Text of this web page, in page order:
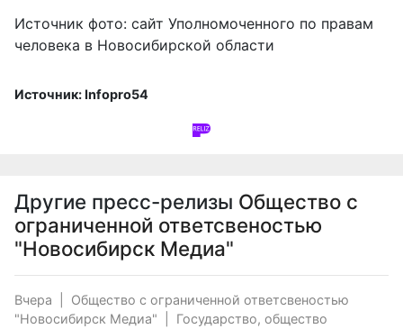
Источник фото: сайт Уполномоченного по правам
человека в Новосибирской области
Источник: Infopro54
Другие пресс-релизы Общество с
ограниченной ответсвеностью
"Новосибирск Медиа"
Вчера
Общество с ограниченной ответсвеностью
"Новосибирск Медиа"
Государство, общество